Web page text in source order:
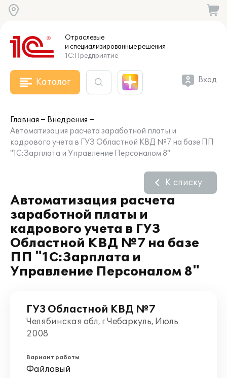
Отраслевые
и специализированныерешения
1С:Предприятие
Каталог Вход
Главная
Внедрения
Автоматизация расчета заработной платы и
кадрового учета в ГУЗ Областной КВД №7 на базе ПП
"1С:Зарплата и Управление Персоналом 8"
Автоматизация расчета
заработной платы и
кадрового учета в ГУЗ
Областной КВД №7 на базе
ПП "1С:Зарплата и
Управление Персоналом 8"
К списку
ГУЗ Областной КВД №7
Челябинская обл, г Чебаркуль, Июль
2008
Вариант работы
Файловый